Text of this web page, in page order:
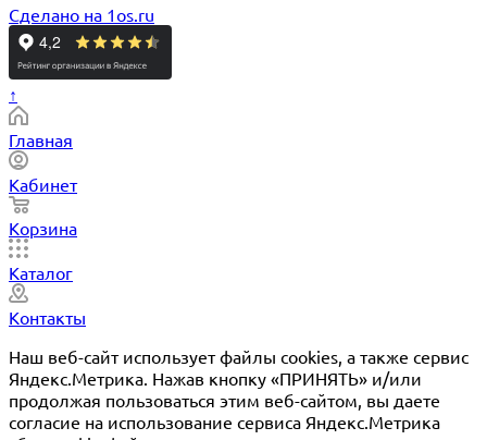
Сделано на 1os.ru
↑
Главная
Кабинет
Корзина
Каталог
Контакты
Наш веб-сайт использует файлы cookies, а также сервис
Яндекс.Метрика. Нажав кнопку «ПРИНЯТЬ» и/или
продолжая пользоваться этим веб-сайтом, вы даете
согласие на использование сервиса Яндекс.Метрика